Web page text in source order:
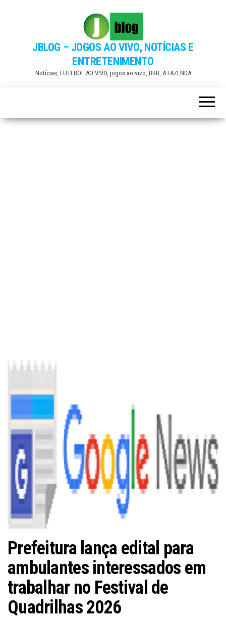
JBLOG – JOGOS AO VIVO, NOTÍCIAS E
ENTRETENIMENTO
Notícias, FUTEBOL AO VIVO, jogos ao vivo, BBB, A FAZENDA
Prefeitura lança edital para
ambulantes interessados em
trabalhar no Festival de
Quadrilhas 2026